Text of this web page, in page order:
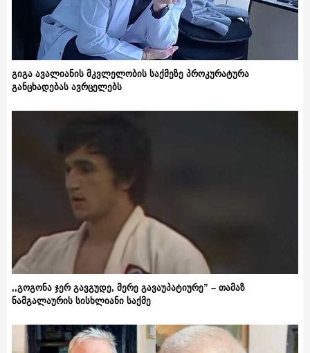
გიგა ავალიანის მკვლელობის საქმეზე პროკურატურა
განცხადებას ავრცელებს
,,გოგონა ჯერ გავგუდე, მერე გავაუპატიურე” – თამაზ
ნამგალაურის სისხლიანი საქმე